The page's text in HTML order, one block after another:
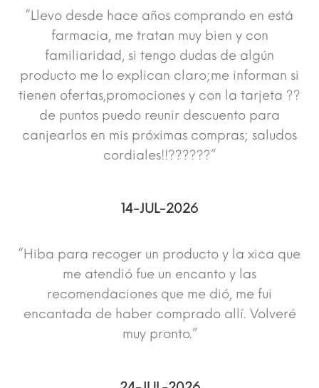
“Llevo desde hace años comprando en está
farmacia, me tratan muy bien y con
familiaridad, si tengo dudas de algún
producto me lo explican claro;me informan si
tienen ofertas,promociones y con la tarjeta ??
de puntos puedo reunir descuento para
canjearlos en mis próximas compras; saludos
cordiales!!??????”
14-JUL-2026
“Hiba para recoger un producto y la xica que
me atendió fue un encanto y las
recomendaciones que me dió, me fui
encantada de haber comprado allí. Volveré
muy pronto.”